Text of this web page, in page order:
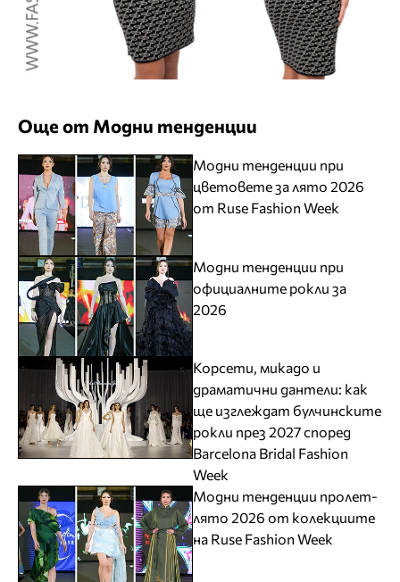
Още от Модни тенденции
Модни тенденции при
цветовете за лято 2026
от Ruse Fashion Week
Модни тенденции при
официалните рокли за
2026
Корсети, микадо и
драматични дантели: как
ще изглеждат булчинските
рокли през 2027 според
Barcelona Bridal Fashion
Week
Модни тенденции пролет-
лято 2026 от колекциите
на Ruse Fashion Week